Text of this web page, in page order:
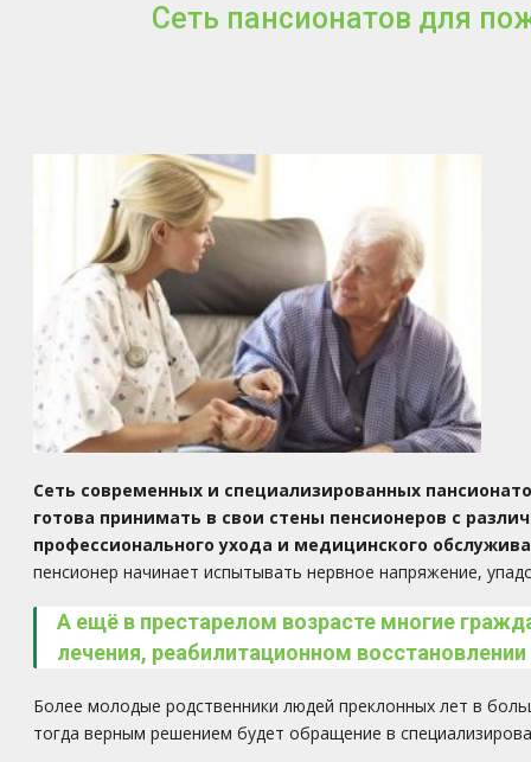
Сеть пансионатов для
Сеть современных и специализированных
готова принимать в свои стены пенсионеров с
профессионального ухода и медицинского
пенсионер начинает испытывать нервное напряжение,
А ещё в престарелом возрасте многие
лечения, реабилитационном
Более молодые родственники людей преклонных лет в
тогда верным решением будет обращение в